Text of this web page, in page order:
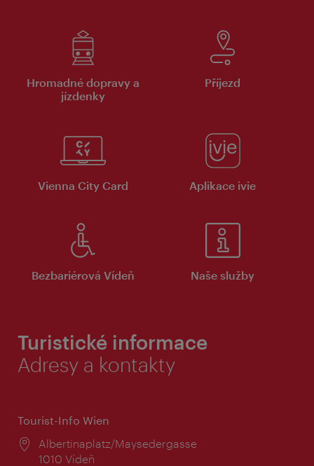
Hromadné dopravy a
jízdenky
Příjezd
Vienna City Card Aplikace ivie
Bezbariérová Vídeň Naše služby
Turistické informace
Adresy a kontakty
Tourist-Info Wien
Místo:
Albertinaplatz/Maysedergasse
1010 Vídeň